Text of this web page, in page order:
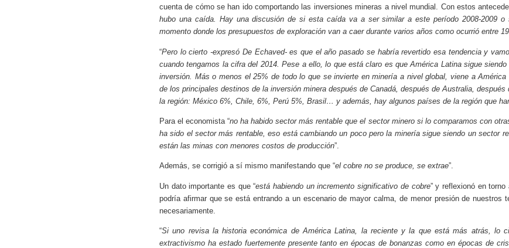
cuenta de cómo se han ido comportando las inversiones mineras a nivel mundial. Con estos
hubo una caída. Hay una discusión de si esta caída va a ser similar a este período 2008-2009
momento donde los presupuestos de exploración van a caer durante varios años como ocurrió entre
“Pero lo cierto -expresó De Echaved- es que el año pasado se habría revertido esa tendencia y
cuando tengamos la cifra del 2014. Pese a ello, lo que está claro es que América Latina sigue
inversión. Más o menos el 25% de todo lo que se invierte en minería a nivel global, viene a
de los principales destinos de la inversión minera después de Canadá, después de Australia,
la región: México 6%, Chile, 6%, Perú 5%, Brasil… y además, hay algunos países de la región que
Para el economista “no ha habido sector más rentable que el sector minero si lo comparamos con
ha sido el sector más rentable, eso está cambiando un poco pero la minería sigue siendo un sector
están las minas con menores costos de producción”.
Además, se corrigió a sí mismo manifestando que “el cobre no se produce, se extrae”.
Un dato importante es que “está habiendo un incremento significativo de cobre” y reflexionó en
podría afirmar que se está entrando a un escenario de mayor calma, de menor presión de nuestros
necesariamente.
“Si uno revisa la historia económica de América Latina, la reciente y la que está más atrás, lo
extractivismo ha estado fuertemente presente tanto en épocas de bonanzas como en épocas de